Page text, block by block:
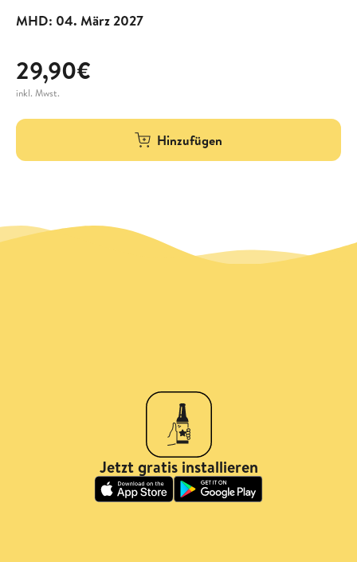
MHD: 04. März 2027
29,90€
inkl. Mwst.
Hinzufügen
Jetzt gratis installieren